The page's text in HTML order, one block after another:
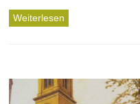
Weiterlesen